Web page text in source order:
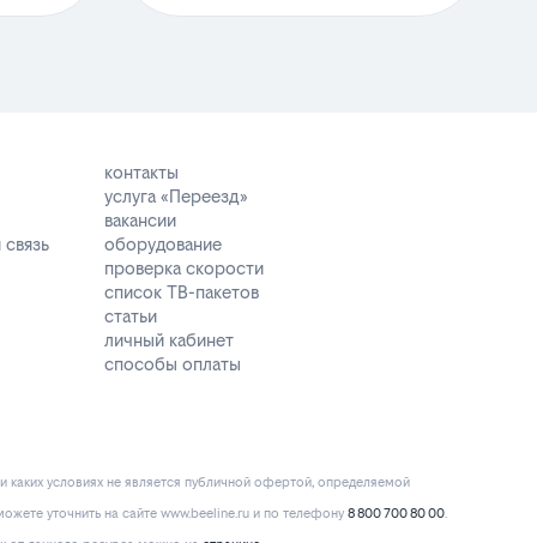
контакты
услуга «Переезд»
вакансии
оборудование
проверка скорости
список ТВ-пакетов
статьи
личный кабинет
способы оплаты
условиях не является публичной офертой, определяемой
уточнить на сайте www.beeline.ru и по телефону 8 800 700 80 00.